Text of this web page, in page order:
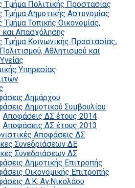
Τμήμα Πολιτικής Προστασίας
Τμήμα Δημοτικής Αστυνομίας
Τμήμα Τοπικής Οικονομίας,
και Απασχόλησης
Τμήμα Κοινωνικής Προστασίας,
Αθλητισμού και
Υπηρεσίας
Δημάρχου
Δημοτικού Συμβουλίου
Αποφάσεις ΔΣ έτους 2014
Αποφάσεις ΔΣ έτους 2013
Αποφάσεις ΔΣ
Συνεδριάσεων ΔΕ
Συνεδριάσεων ΔΣ
Δημοτικής Επιτροπής
Οικονομικής Επιτροπής
Δ.Κ. Αγ.Νικολάου